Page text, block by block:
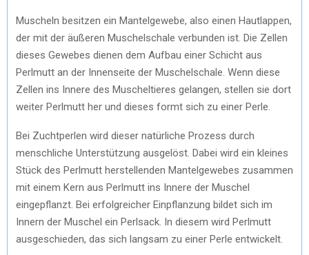
Muscheln besitzen ein Mantelgewebe, also einen Hautlappen,
der mit der äußeren Muschelschale verbunden ist. Die Zellen
dieses Gewebes dienen dem Aufbau einer Schicht aus
Perlmutt an der Innenseite der Muschelschale. Wenn diese
Zellen ins Innere des Muscheltieres gelangen, stellen sie dort
weiter Perlmutt her und dieses formt sich zu einer Perle.
Bei Zuchtperlen wird dieser natürliche Prozess durch
menschliche Unterstützung ausgelöst. Dabei wird ein kleines
Stück des Perlmutt herstellenden Mantelgewebes zusammen
mit einem Kern aus Perlmutt ins Innere der Muschel
eingepflanzt. Bei erfolgreicher Einpflanzung bildet sich im
Innern der Muschel ein Perlsack. In diesem wird Perlmutt
ausgeschieden, das sich langsam zu einer Perle entwickelt.